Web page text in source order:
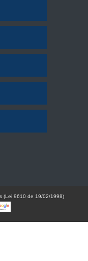
(Lei 9610 de 19/02/1998)